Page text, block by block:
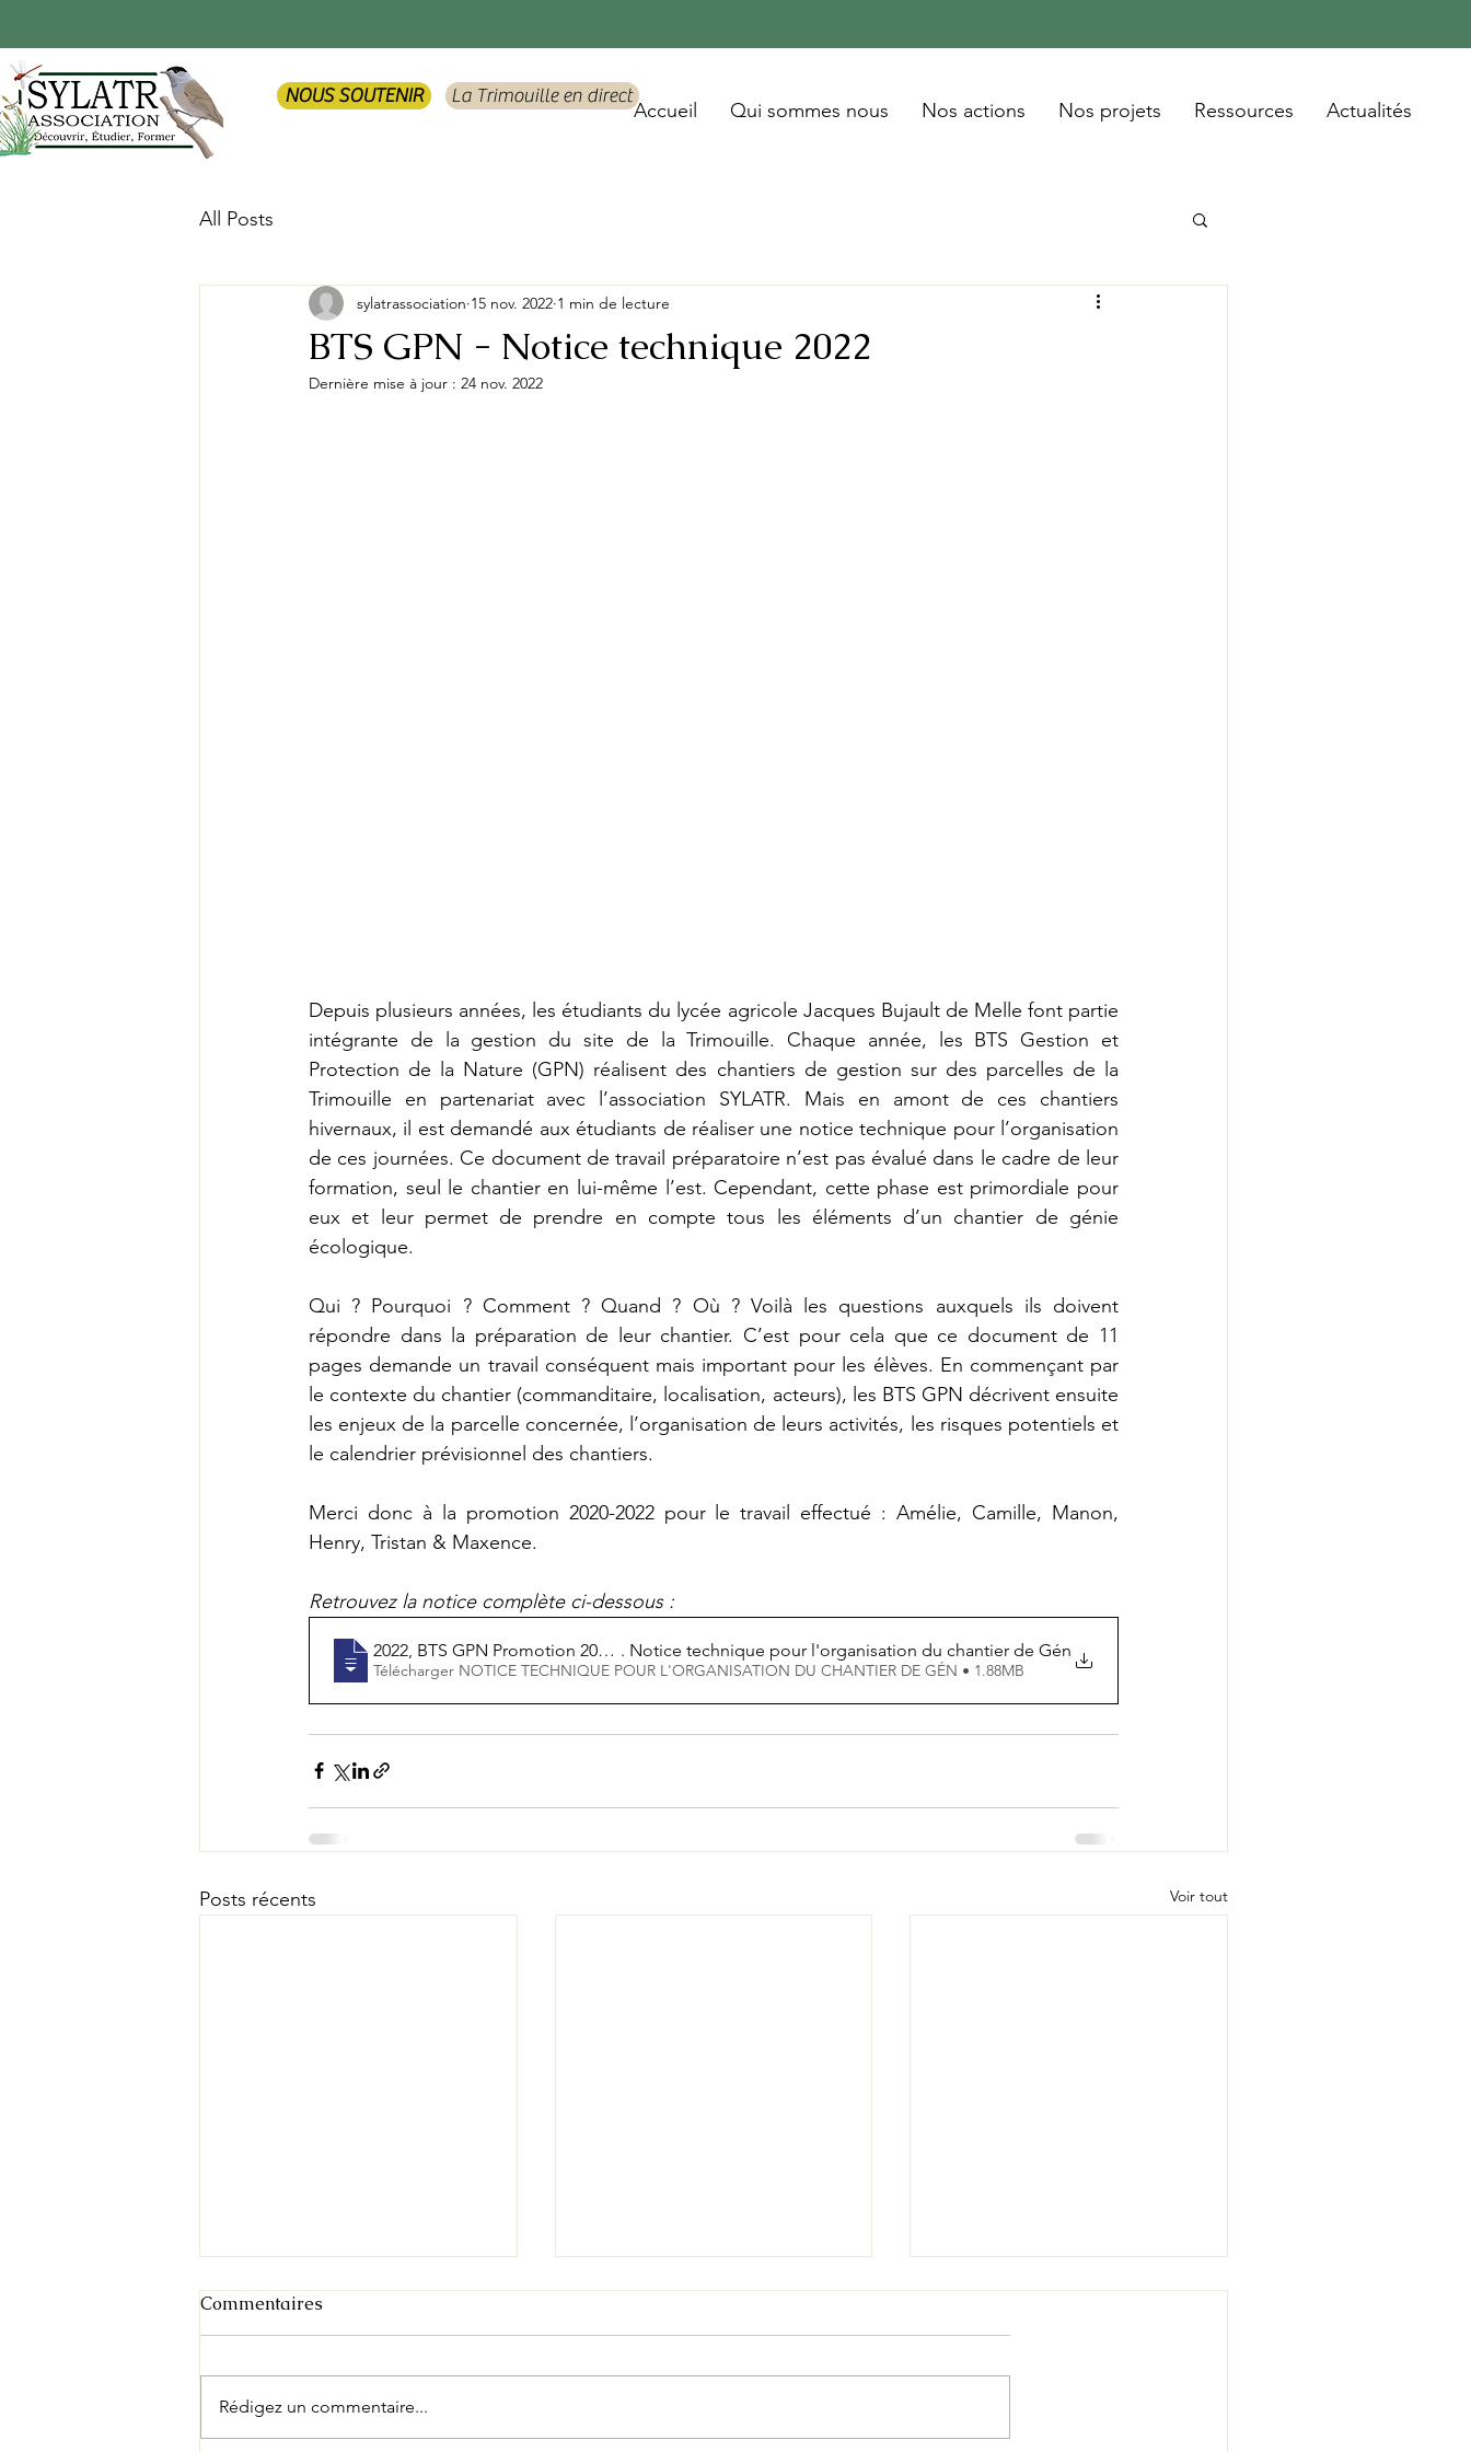
NOUS SOUTENIR La Trimouille en direct
Accueil Qui sommes nous Nos actions Nos projets Ressources Actualités
All Posts
BTS GPN - Notice technique 2022
sylatrassociation 15 nov. 2022 1 min de lecture
Dernière mise à jour : 24 nov. 2022
Depuis plusieurs années, les étudiants du lycée agricole Jacques Bujault de Melle font partie
intégrante de la gestion du site de la Trimouille. Chaque année, les BTS Gestion et
Protection de la Nature (GPN) réalisent des chantiers de gestion sur des parcelles de la
Trimouille en partenariat avec l’association SYLATR. Mais en amont de ces chantiers
hivernaux, il est demandé aux étudiants de réaliser une notice technique pour l’organisation
de ces journées. Ce document de travail préparatoire n’est pas évalué dans le cadre de leur
formation, seul le chantier en lui-même l’est. Cependant, cette phase est primordiale pour
eux et leur permet de prendre en compte tous les éléments d’un chantier de génie
écologique.
Qui ? Pourquoi ? Comment ? Quand ? Où ? Voilà les questions auxquels ils doivent
répondre dans la préparation de leur chantier. C’est pour cela que ce document de 11
pages demande un travail conséquent mais important pour les élèves. En commençant par
le contexte du chantier (commanditaire, localisation, acteurs), les BTS GPN décrivent ensuite
les enjeux de la parcelle concernée, l’organisation de leurs activités, les risques potentiels et
le calendrier prévisionnel des chantiers.
Merci donc à la promotion 2020-2022 pour le travail effectué : Amélie, Camille, Manon,
Henry, Tristan & Maxence.
Retrouvez la notice complète ci-dessous :
2022, BTS GPN Promotion 2020-2022. Notice technique pour l'organisation du chantier de Gén
Télécharger NOTICE TECHNIQUE POUR L'ORGANISATION DU CHANTIER DE GÉN • 1.88MB
Posts récents Voir tout
Commentaires
Rédigez un commentaire...